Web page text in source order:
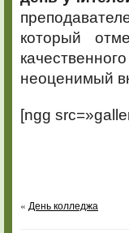
который
неоценимый
[ngg
« День колледжа